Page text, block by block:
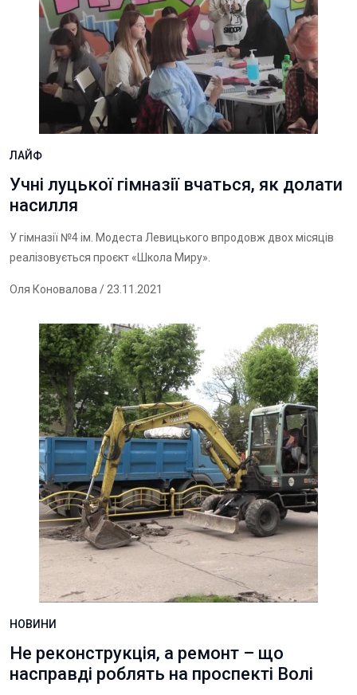
ЛАЙФ
Учні луцької гімназії вчаться, як долати
насилля
У гімназії №4 ім. Модеста Левицького впродовж двох місяців
реалізовується проєкт «Школа Миру».
Оля Коновалова / 23.11.2021
НОВИНИ
Не реконструкція, а ремонт – що
насправді роблять на проспекті Волі